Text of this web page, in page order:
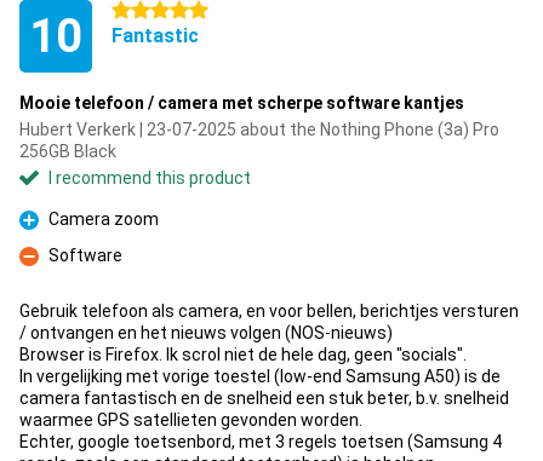
10 5 stars
Fantastic
Mooie telefoon / camera met scherpe software kantjes
Hubert Verkerk | 23-07-2025 about the Nothing Phone (3a) Pro
256GB Black
I recommend this product
Pro
Camera zoom
Con
Software
Gebruik telefoon als camera, en voor bellen, berichtjes versturen
/ ontvangen en het nieuws volgen (NOS-nieuws)
Browser is Firefox. Ik scrol niet de hele dag, geen "socials".
In vergelijking met vorige toestel (low-end Samsung A50) is de
camera fantastisch en de snelheid een stuk beter, b.v. snelheid
waarmee GPS satellieten gevonden worden.
Echter, google toetsenbord, met 3 regels toetsen (Samsung 4